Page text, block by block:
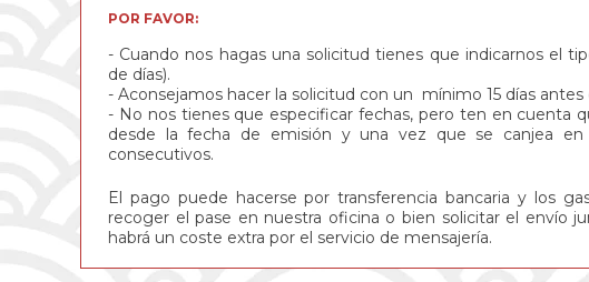
POR FAVOR:
Cuando nos hagas una solicitud tienes que indicarnos el
de días).
Aconsejamos hacer la solicitud con un mínimo 15 días antes
No nos tienes que especificar fechas, pero ten en cuenta
desde la fecha de emisión y una vez que se canjea
consecutivos.
El pago puede hacerse por transferencia bancaria y los
recoger el pase en nuestra oficina o bien solicitar el envío
habrá un coste extra por el servicio de mensajería.